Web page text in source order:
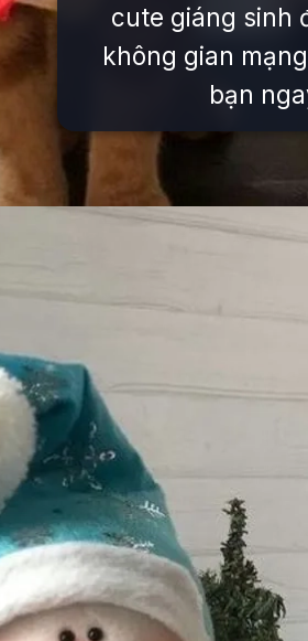
cute giáng sinh
không gian
bạn
https://issiloo.edu.vn/